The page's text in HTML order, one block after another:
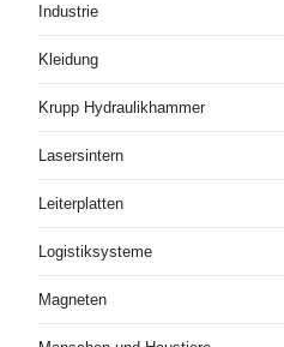
Industrie
Kleidung
Krupp Hydraulikhammer
Lasersintern
Leiterplatten
Logistiksysteme
Magneten